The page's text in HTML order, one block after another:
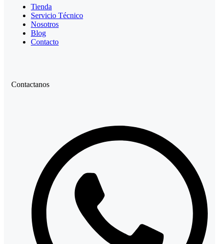
Tienda
Servicio Técnico
Nosotros
Blog
Contacto
Contactanos